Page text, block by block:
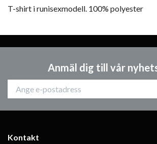
T-shirt i runisexmodell. 100% polyester
Anmäl dig till vår
Kontakt